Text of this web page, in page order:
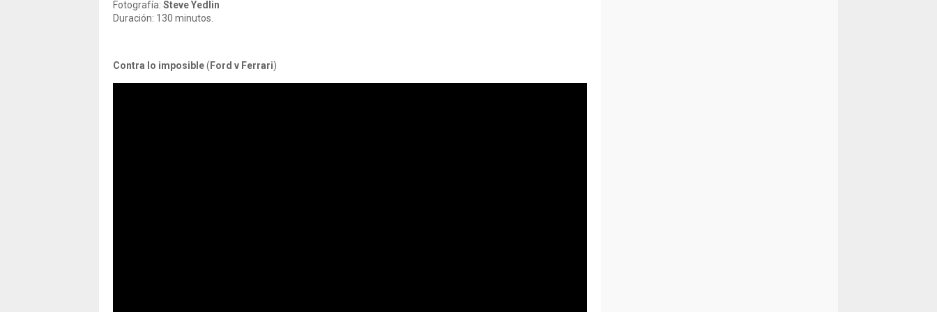
Fotografía: Steve Yedlin
Duración: 130 minutos.
Contra lo imposible( Ford v Ferrari)